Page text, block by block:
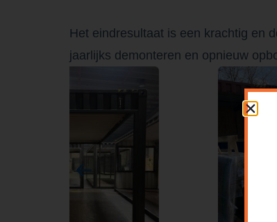
Het eindresultaat is een krachtig en
jaarlijks demonteren en opnieuw